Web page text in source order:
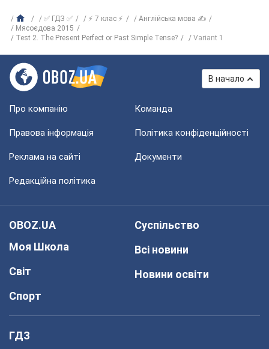
✅ ГДЗ ✅ ⚡ 7 клас ⚡
Англійська мова ✍
Мясоєдова 2015
Test 2. The Present Perfect or Past Simple Tense?
Variant 1
В начало
Про компанію Команда
Правова інформація Політика конфіденційності
Реклама на сайті Документи
Редакційна політика
OBOZ.UA
Моя Школа
Світ
Спорт
Суспільство
Всі новини
Новини освіти
ГДЗ